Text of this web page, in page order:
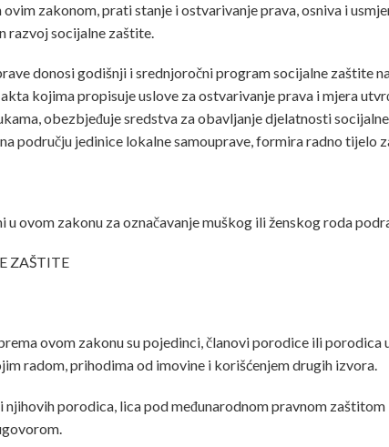
zakonom, prati stanje i ostvarivanje prava, osniva i
razvoj socijalne zaštite.
donosi godišnji i srednjoročni program socijalne zaštite
kojima propisuje uslove za ostvarivanje prava i mjera
obezbjeđuje sredstva za obavljanje djelatnosti
području jedinice lokalne samouprave, formira radno tijelo
ovom zakonu za označavanje muškog ili ženskog roda
ZAŠTITE
ovom zakonu su pojedinci, članovi porodice ili
radom, prihodima od imovine i korišćenjem drugih izvora.
njihovih porodica, lica pod međunarodnom pravnom